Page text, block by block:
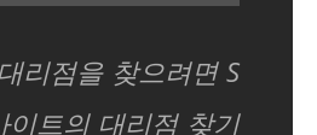
리점을 찾으려면 S
이트의 대리점 찾기